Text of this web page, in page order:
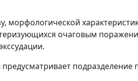
морфологической
очаговым